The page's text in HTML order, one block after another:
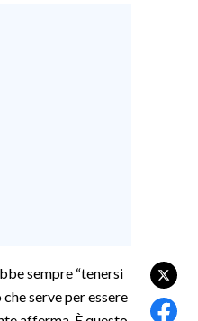
sempre “tenersi
serve per essere